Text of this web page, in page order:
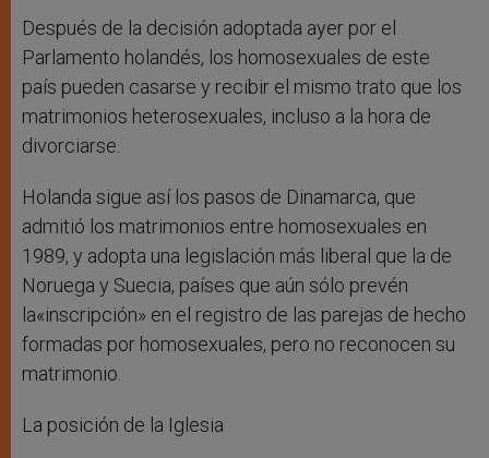
Después de la decisión adoptada ayer por el
Parlamento holandés, los homosexuales de este
país pueden casarse y recibir el mismo trato que los
matrimonios heterosexuales, incluso a la hora de
divorciarse.
Holanda sigue así los pasos de Dinamarca, que
admitió los matrimonios entre homosexuales en
1989, y adopta una legislación más liberal que la de
Noruega y Suecia, países que aún sólo prevén
la«inscripción» en el registro de las parejas de hecho
formadas por homosexuales, pero no reconocen su
matrimonio.
La posición de la Iglesia